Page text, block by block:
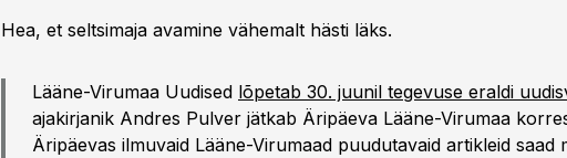
Hea, et seltsimaja avamine vähemalt hästi läks.
Lääne-Virumaa Uudised lõpetab 30. juunil tegevuse eraldi
ajakirjanik Andres Pulver jätkab Äripäeva Lääne-Virumaa
Äripäevas ilmuvaid Lääne-Virumaad puudutavaid artikleid saad